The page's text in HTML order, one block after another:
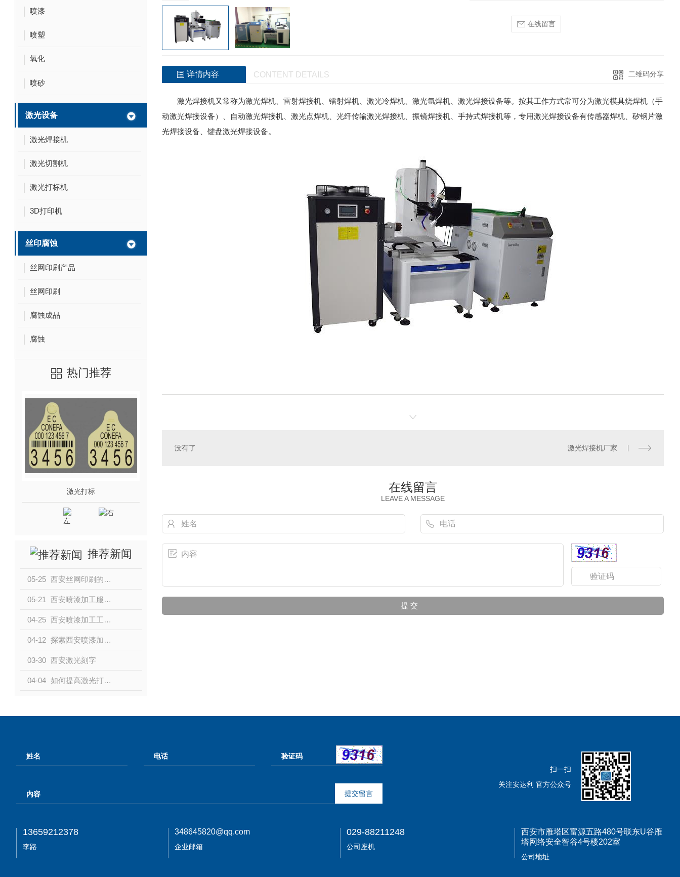
喷漆
喷塑
氧化
喷砂
激光设备
激光焊接机
激光切割机
激光打标机
3D打印机
丝印腐蚀
丝网印刷产品
丝网印刷
腐蚀成品
腐蚀
热门推荐
激光打标
推荐新闻
05-25 西安丝网印刷的发展历程和技术优势
05-21 西安喷漆加工服务提供商盘点，选择合适合作伙伴的关键因素
04-25 西安喷漆加工工艺解析：打破传统，创新设计无限可能
04-12 探索西安喷漆加工对环境的影响及可持续发展策略
03-30 西安激光刻字
04-04 如何提高激光打标激光打标速度
在线留言
详情内容 CONTENT DETAILS 二维码分享
激光焊接机又常称为激光焊机、雷射焊接机、镭射焊机、激光冷焊机、激光氩焊机、激光焊接设备等。按其工作方式常可分为激光模具烧焊机（手
动激光焊接设备）、自动激光焊接机、激光点焊机、光纤传输激光焊接机、振镜焊接机、手持式焊接机等，专用激光焊接设备有传感器焊机、矽钢片激
光焊接设备、键盘激光焊接设备。
没有了 激光焊接机厂家
在线留言
LEAVE A MESSAGE
提交留言
扫一扫
关注安达利 官方公众号
13659212378
李路
348645820@qq.com
企业邮箱
029-88211248
公司座机
西安市雁塔区富源五路480号联东U谷雁
塔网络安全智谷4号楼202室
公司地址